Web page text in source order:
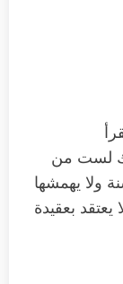
لست من
ولا يهمشها
يعتقد بعقيدة